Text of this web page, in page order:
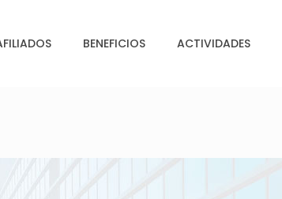
BENEFICIOS ACTIVIDADES